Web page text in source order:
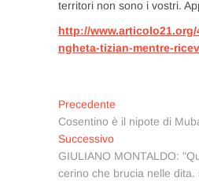
territori non sono i vostri.
http://
ngheta-tizian-mentre-
Navigazione
articoli
Precedente
precedente:
Cosentino è il nipote di
SuccessivoArticolo
successivo:
GIULIANO MONTALDO:
cerino che brucia nelle dita.